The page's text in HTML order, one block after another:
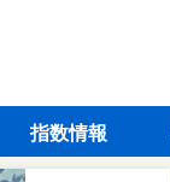
指数情報